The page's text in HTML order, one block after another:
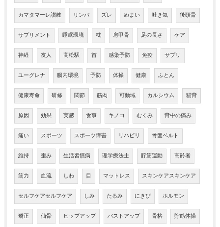
カマタマーレ讃岐 リンパ ズレ めまい 吐き気 後頭骨
サプリメント 睡眠環境 枕 肩甲骨 足の長さ ケア
神経 友人 高松駅 首 感染予防 免疫 サプリ
ユーグレナ 腸内環境 予防 体操 健康 ふとん
健康寿命 研修 関節 筋肉 可動域 カルシウム 猫背
原因 効果 実感 食事 キノコ むくみ 背中の痛み
痛い スポーツ スポーツ障害 リハビリ 骨盤ベルト
維持 歪み 生活習慣病 理学療法士 貯筋運動 高齢者
筋力 血流 しわ 目 マットレス スキンケアスキンケア
セルフケアセルフケア しみ たるみ にきび ホルモン
矯正 仙骨 ヒップアップ バストアップ 骨格 貯筋体操